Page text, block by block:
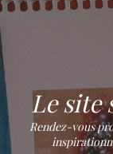
Le site
Rendez-vous